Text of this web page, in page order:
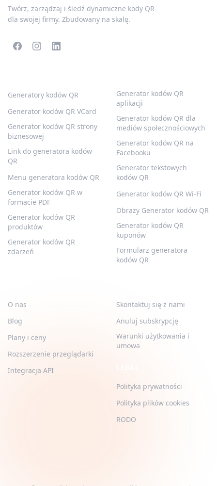
Twórz, zarządzaj i śledź dynamiczne kody QR
dla swojej firmy. Zbudowany na skalę.
Generatory kodów QR
Generator kodów QR VCard
Generator kodów QR strony
biznesowej
Link do generatora kodów
QR
Menu generatora kodów QR
Generator kodów QR w
formacie PDF
Generator kodów QR
produktów
Generator kodów QR
zdarzeń
Generator kodów QR
aplikacji
Generator kodów QR dla
mediów społecznościowych
Generator kodów QR na
Facebooku
Generator tekstowych
kodów QR
Generator kodów QR Wi-Fi
Obrazy Generator kodów QR
Generator kodów QR
kuponów
Formularz generatora
kodów QR
O nas
Blog
Plany i ceny
Rozszerzenie przeglądarki
Integracja API
Skontaktuj się z nami
Anuluj subskrypcję
Warunki użytkowania i
umowa
Polityka prywatności
Polityka plików cookies
RODO